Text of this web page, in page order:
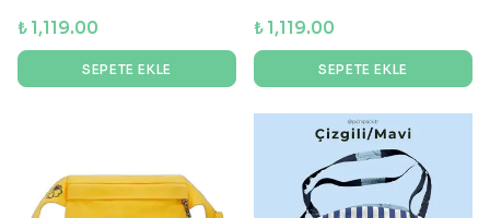
₺ 1,119.00
SEPETE EKLE
₺ 1,119.00
SEPETE EKLE